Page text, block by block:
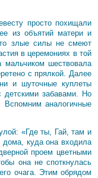
просто похищали
из объятий матери и
злые силы не смеют
в церемониях в той
шествовала
с прялкой. Далее
и шуточные куплеты
детскими забавами. Но
Вспомним аналогичные
«Где ты, Гай, там и
дома, куда она входила
проем цветными
она не споткнулась
очага. Этим обрядом